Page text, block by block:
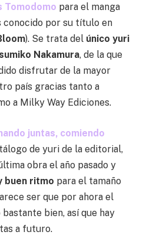
Tomodomo para el manga
conocido por su título en
). Se trata del único yuri
Nakamura, de la que
disfrutar de la mayor
país gracias tanto a
a Milky Way Ediciones.
juntas, comiendo
de yuri de la editorial,
obra el año pasado y
buen ritmo para el tamaño
ser que por ahora el
bien, así que hay
a futuro.